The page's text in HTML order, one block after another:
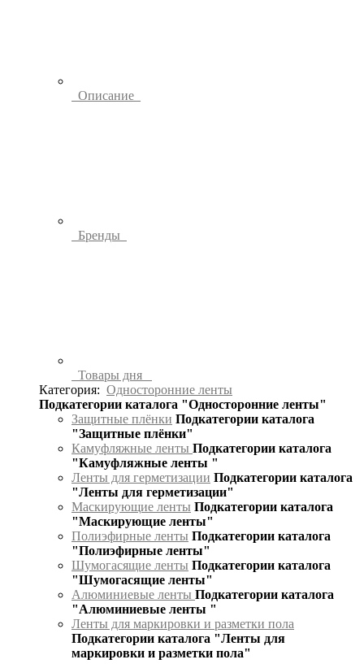
Описание
Бренды
Товары дня
Категория: Односторонние ленты
Подкатегории каталога "Односторонние ленты"
Защитные плёнки Подкатегории каталога
"Защитные плёнки"
Камуфляжные ленты Подкатегории каталога
"Камуфляжные ленты "
Ленты для герметизации Подкатегории каталога
"Ленты для герметизации"
Маскирующие ленты Подкатегории каталога
"Маскирующие ленты"
Полиэфирные ленты Подкатегории каталога
"Полиэфирные ленты"
Шумогасящие ленты Подкатегории каталога
"Шумогасящие ленты"
Алюминиевые ленты Подкатегории каталога
"Алюминиевые ленты "
Ленты для маркировки и разметки пола
Подкатегории каталога "Ленты для
маркировки и разметки пола"